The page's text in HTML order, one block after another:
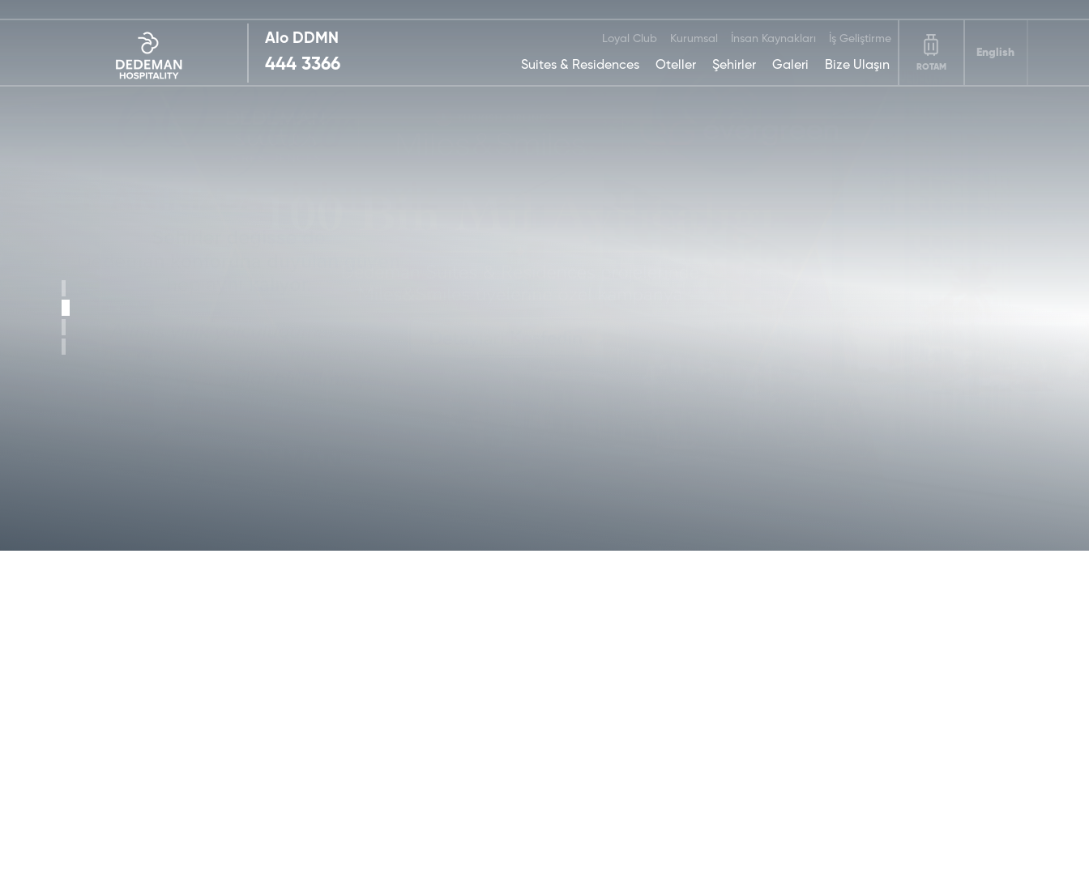
Alo DDMN
444 3366
Loyal Club Kurumsal İnsan Kaynakları İş Geliştirme
Suites & Residences Oteller Şehirler Galeri Bize Ulaşın ROTAM
English